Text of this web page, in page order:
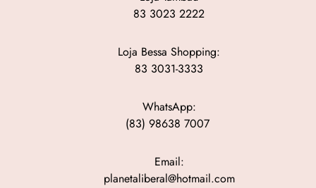
83 3023 2222
Loja Bessa Shopping:
83 3031-3333
WhatsApp:
(83) 98638 7007
Email:
planetaliberal@hotmail.com